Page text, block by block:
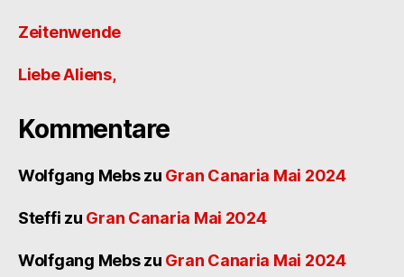
Zeitenwende
Liebe Aliens,
Kommentare
Wolfgang Mebszu Gran Canaria Mai 2024
Steffi zu Gran Canaria Mai 2024
Wolfgang Mebszu Gran Canaria Mai 2024